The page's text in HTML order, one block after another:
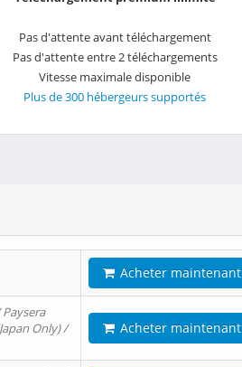
Pas d'attente avant téléchargement
Pas d'attente entre 2 téléchargements
Vitesse maximale disponible
Plus de 300 hébergeurs supportés
Acheter maintenant
Paysera
Only) /
Acheter maintenant